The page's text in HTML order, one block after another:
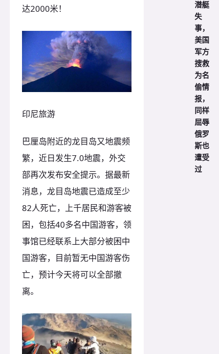
达2000米！
印尼旅游
巴厘岛附近的龙目岛又地震频
繁，近日发生7.0地震，外交
部再次发布安全提示。据最新
消息，龙目岛地震已造成至少
82人死亡，上千居民和游客被
困，包括40多名中国游客，领
事馆已经联系上大部分被困中
国游客，目前暂无中国游客伤
亡，预计今天将可以全部撤
离。
潜艇
失
事，
美国
军方
搜救
为名
偷情
报，
同样
屈辱
俄罗
斯也
遭受
过